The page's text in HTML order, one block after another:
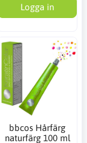
Logga in
bbcos Hårfärg
naturfärg 100 ml